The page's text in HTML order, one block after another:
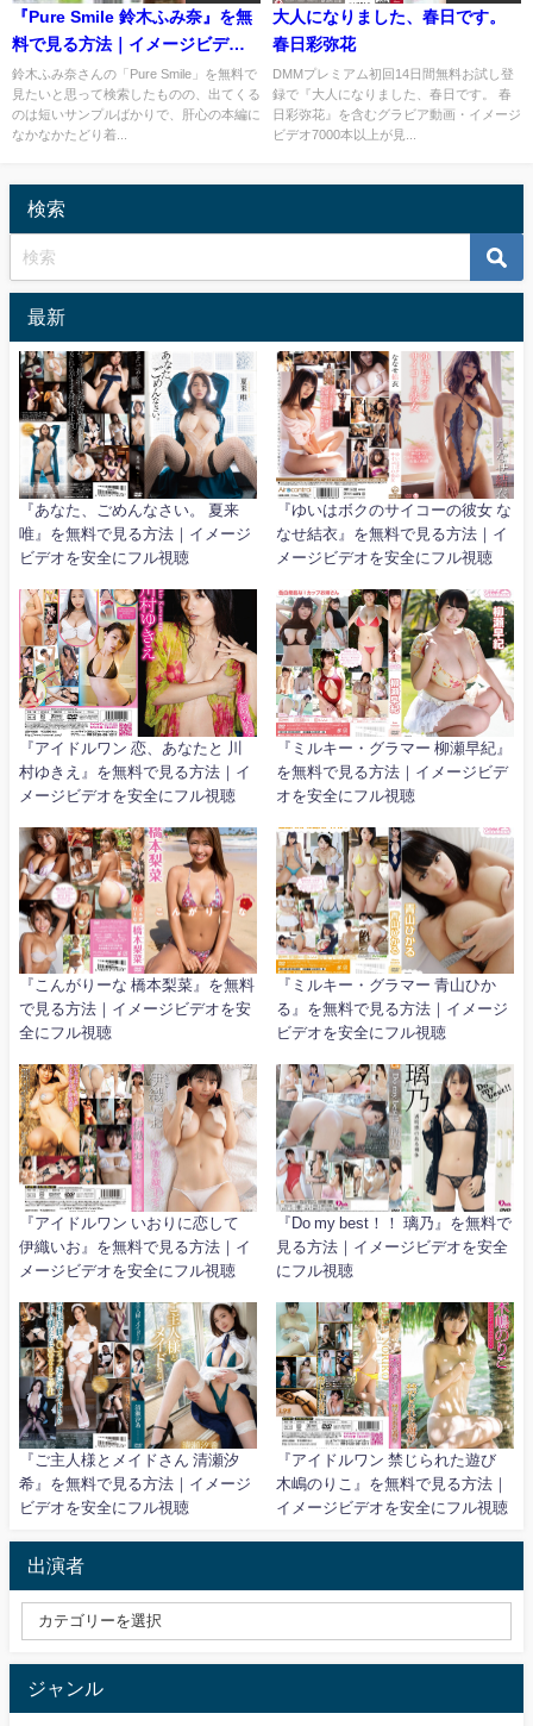
『Pure Smile 鈴木ふみ奈』を無
料で見る方法｜イメージビデオ
を安全にフル視聴
鈴木ふみ奈さんの「Pure Smile」を無料で
見たいと思って検索したものの、出てくる
のは短いサンプルばかりで、肝心の本編に
なかなかたどり着...
大人になりました、春日です。
春日彩弥花
DMMプレミアム初回14日間無料お試し登
録で『大人になりました、春日です。 春
日彩弥花』を含むグラビア動画・イメージ
ビデオ7000本以上が見...
検索
最新
『あなた、ごめんなさい。 夏来
唯』を無料で見る方法｜イメージ
ビデオを安全にフル視聴
『ゆいはボクのサイコーの彼女 な
なせ結衣』を無料で見る方法｜イ
メージビデオを安全にフル視聴
『アイドルワン 恋、あなたと 川
村ゆきえ』を無料で見る方法｜イ
メージビデオを安全にフル視聴
『ミルキー・グラマー 柳瀬早紀』
を無料で見る方法｜イメージビデ
オを安全にフル視聴
『こんがりーな 橋本梨菜』を無料
で見る方法｜イメージビデオを安
全にフル視聴
『ミルキー・グラマー 青山ひか
る』を無料で見る方法｜イメージ
ビデオを安全にフル視聴
『アイドルワン いおりに恋して
伊織いお』を無料で見る方法｜イ
メージビデオを安全にフル視聴
『Do my best！！ 璃乃』を無料で
見る方法｜イメージビデオを安全
にフル視聴
『ご主人様とメイドさん 清瀬汐
希』を無料で見る方法｜イメージ
ビデオを安全にフル視聴
『アイドルワン 禁じられた遊び
木嶋のりこ』を無料で見る方法｜
イメージビデオを安全にフル視聴
出演者
ジャンル